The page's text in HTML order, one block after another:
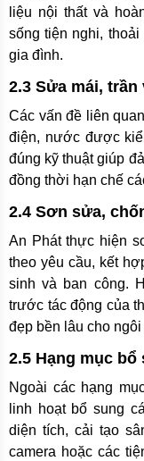
liệu nội thất và
sống tiện nghi,
gia đình.
2.3 Sửa mái,
Các vấn đề liên
điện, nước được
đúng kỹ thuật giúp
đồng thời hạn chế
2.4 Sơn sửa,
An Phát thực hiện
theo yêu cầu, kết
sinh và ban công.
trước tác động của
đẹp bền lâu cho ngôi
2.5 Hạng mục
Ngoài các hạng
linh hoạt bổ sung
diện tích, cải tạo
camera hoặc các